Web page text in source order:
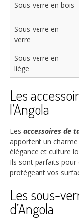
Sous-verre en bois
Sous-verre en
verre
Sous-verre en
liège
Les
l’Angola
Les accessoires de
apportent un charme
élégance et culture
Ils sont parfaits pour
protégeant vos
Les sous-
d’Angola